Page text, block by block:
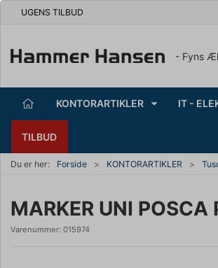
UGENS TILBUD
- Fyns
KONTORARTIKLER IT -
TILBUD
Du er her: Forside KONTORARTIKLER
MARKER UNI
Varenummer: 015974